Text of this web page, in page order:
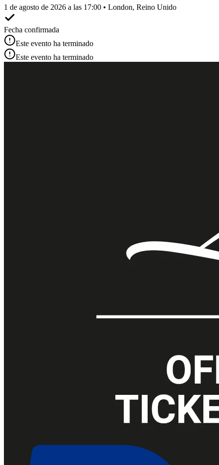
1 de agosto de 2026 a las 17:00 • London, Reino Unido
Fecha confirmada
Este evento ha terminado
Este evento ha terminado